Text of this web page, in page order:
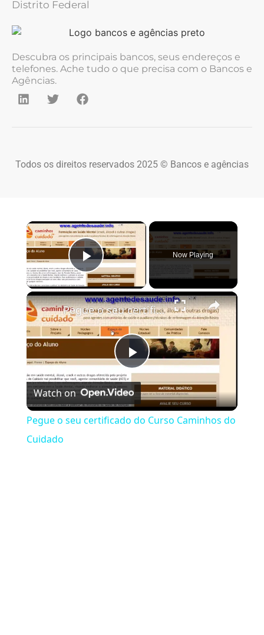
Distrito Federal
Descubra os principais bancos, seus endereços e
telefones. Ache tudo o que precisa com o Bancos e
Agências.
Todos os direitos reservados 2025 © Bancos e agências
×
Play Video
Now Playing
×
Play Video
Pegue o seu certificado do Curso Caminhos do Cuidado
Watch on
Pegue o seu certificado do Curso Caminhos do
Cuidado